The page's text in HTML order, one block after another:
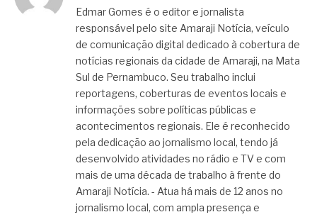
Edmar Gomes é o editor e jornalista
responsável pelo site Amaraji Notícia, veículo
de comunicação digital dedicado à cobertura de
notícias regionais da cidade de Amaraji, na Mata
Sul de Pernambuco. Seu trabalho inclui
reportagens, coberturas de eventos locais e
informações sobre políticas públicas e
acontecimentos regionais. Ele é reconhecido
pela dedicação ao jornalismo local, tendo já
desenvolvido atividades no rádio e TV e com
mais de uma década de trabalho à frente do
Amaraji Notícia. - Atua há mais de 12 anos no
jornalismo local, com ampla presença e